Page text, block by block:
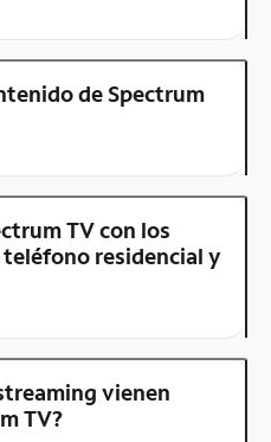
de Spectrum
TV con los
residencial y
vienen
TV?